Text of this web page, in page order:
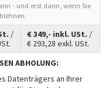
- und erst dann, wenn Sie
/
€349,- inkl. USt. /
€ 293,28 exkl. USt.
ABHOLUNG:
Datenträgers an Ihrer